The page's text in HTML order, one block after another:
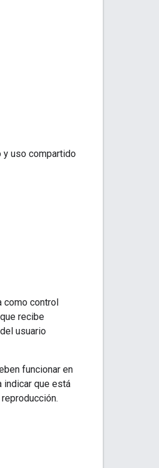
y uso compartido
como control
recibe
usuario
funcionar en
indicar que está